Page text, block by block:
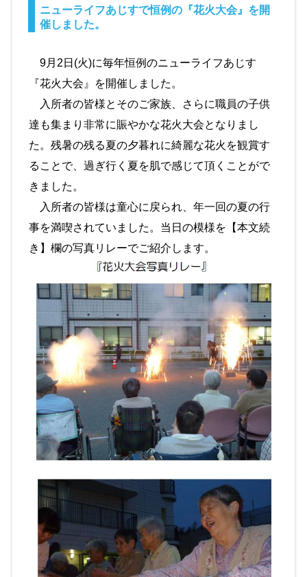
ニューライフあじすで恒例の『花火大会』を開
催しました。
9月2日(火)に毎年恒例のニューライフあじす
『花火大会』を開催しました。
入所者の皆様とそのご家族、さらに職員の子供
達も集まり非常に賑やかな花火大会となりまし
た。残暑の残る夏の夕暮れに綺麗な花火を観賞す
ることで、過ぎ行く夏を肌で感じて頂くことがで
きました。
入所者の皆様は童心に戻られ、年一回の夏の行
事を満喫されていました。当日の模様を【本文続
き】欄の写真リレーでご紹介します。